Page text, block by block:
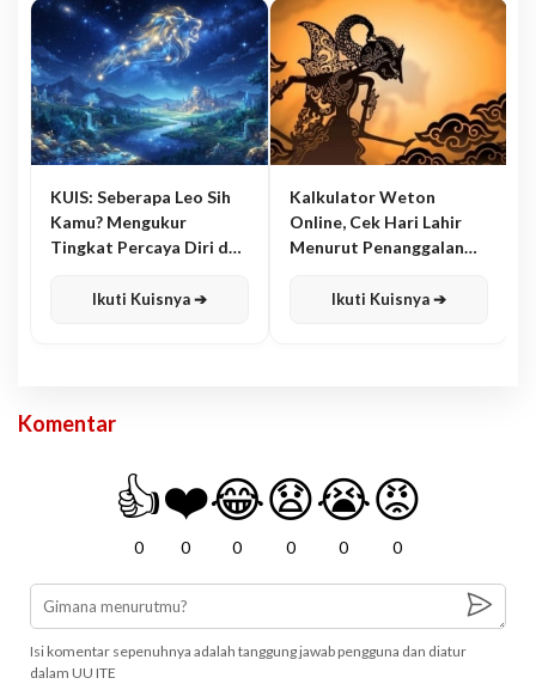
KUIS: Seberapa Leo Sih
Kamu? Mengukur
Tingkat Percaya Diri dan
Ikuti Kuisnya ➔
Kalkulator Weton
Online, Cek Hari Lahir
Menurut Penanggalan
Ikuti Kuisnya ➔
Komentar
👍
0
❤️
0
😂
0
😧
0
😭
0
😡
0
Isi komentar sepenuhnya adalah tanggung jawab pengguna dan diatur
dalam UU ITE